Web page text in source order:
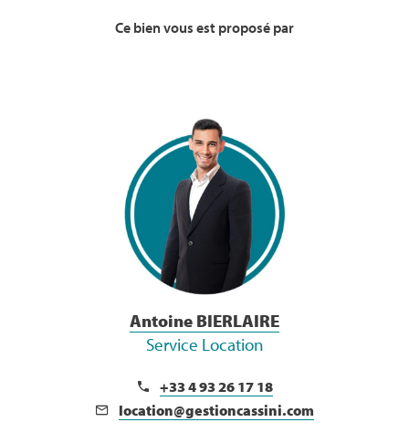
Ce bien vous est proposé par
Voir la Bio
Antoine BIERLAIRE
Service Location
+33 4 93 26 17 18
location@gestioncassini.com